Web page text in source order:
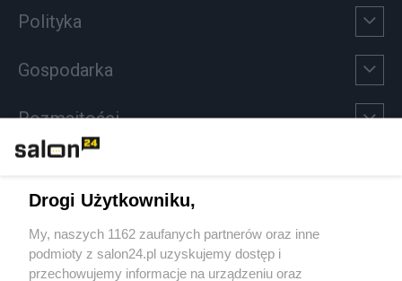
Polityka
Gospodarka
Rozmaitości
Sport
Społeczeństwo
Drogi Użytkowniku,
My, naszych 1162 zaufanych partnerów oraz inne
podmioty z salon24.pl uzyskujemy dostęp i
przechowujemy informacje na urządzeniu oraz